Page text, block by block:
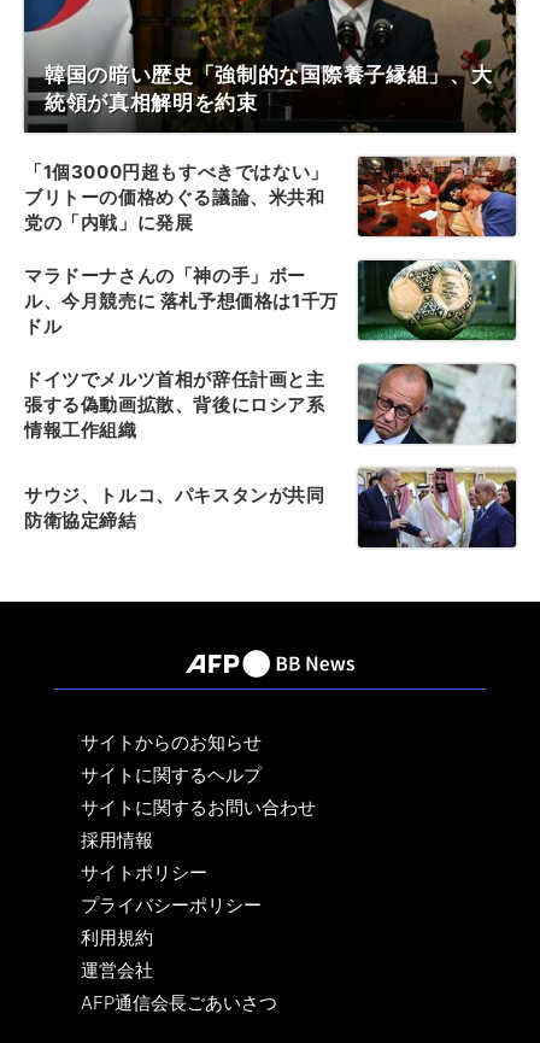
韓国の暗い歴史「強制的な国際養子縁組」、大
統領が真相解明を約束
「1個3000円超もすべきではない」
ブリトーの価格めぐる議論、米共和
党の「内戦」に発展
マラドーナさんの「神の手」ボー
ル、今月競売に 落札予想価格は1千万
ドル
ドイツでメルツ首相が辞任計画と主
張する偽動画拡散、背後にロシア系
情報工作組織
サウジ、トルコ、パキスタンが共同
防衛協定締結
サイトからのお知らせ
サイトに関するヘルプ
サイトに関するお問い合わせ
採用情報
サイトポリシー
プライバシーポリシー
利用規約
運営会社
AFP通信会長ごあいさつ